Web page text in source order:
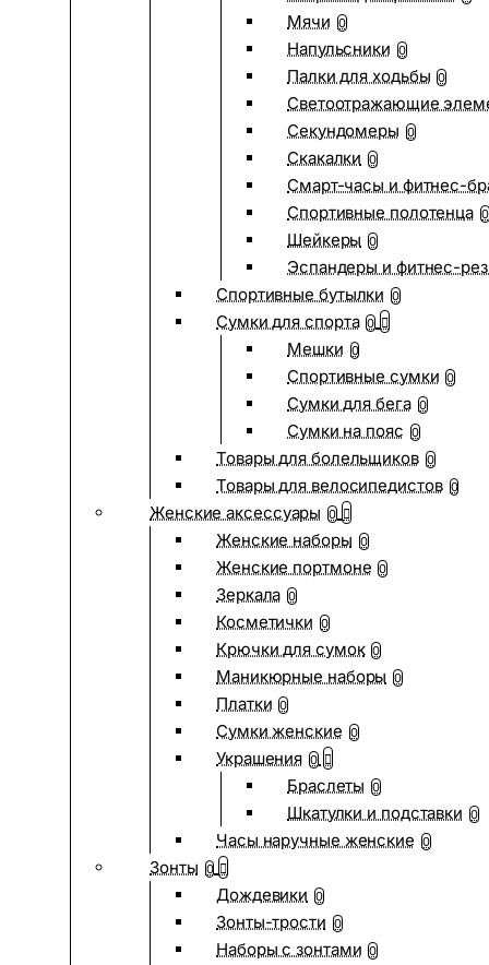
Мячи 0
Напульсники 0
Палки для ходьбы 0
Светоотражающие
Секундомеры 0
Скакалки 0
Смарт-часы и фитнес-
Спортивные полотенца 0
Шейкеры 0
Эспандеры и фитнес-
Спортивные бутылки 0
Сумки для спорта 0
Мешки 0
Спортивные сумки 0
Сумки для бега 0
Сумки на пояс 0
Товары для болельщиков 0
Товары для велосипедистов 0
Женские аксессуары 0
Женские наборы 0
Женские портмоне 0
Зеркала 0
Косметички 0
Крючки для сумок 0
Маникюрные наборы 0
Платки 0
Сумки женские 0
Украшения 0
Браслеты 0
Шкатулки и подставки 0
Часы наручные женские 0
Зонты 0
Дождевики 0
Зонты-трости 0
Наборы с зонтами 0